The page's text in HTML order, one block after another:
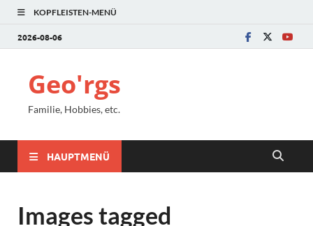
KOPFLEISTEN-MENÜ
2026-08-06
Geo'rgs
Familie, Hobbies, etc.
HAUPTMENÜ
Images tagged